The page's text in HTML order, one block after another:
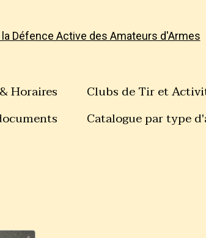
Défence Active des Amateurs d'Armes
Horaires
Clubs de Tir et
Catalogue par type